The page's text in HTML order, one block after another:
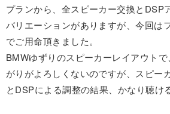
プランから、全スピーカー交換とDSP
バリエーションがありますが、今回は
でご用命頂きました。
BMWゆずりのスピーカーレイアウト
がりがよろしくないのですが、スピー
とDSPによる調整の結果、かなり聴け